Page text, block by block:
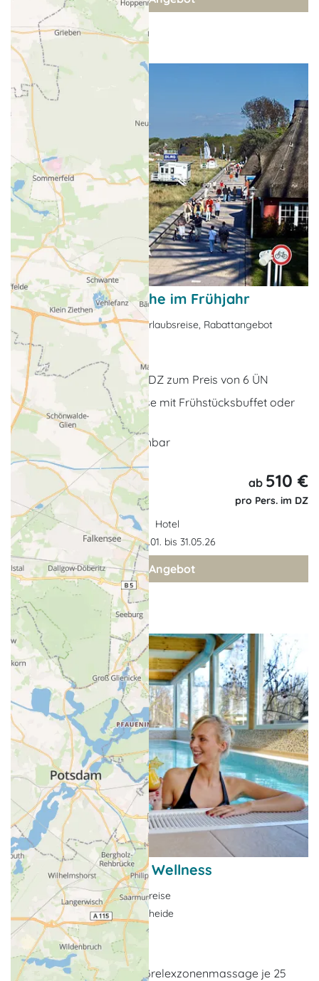
Eine Kennenlernwoche im Frühjahr
Nebensaison-Angebote, Urlaubsreise, Rabattangebot
Ostseebad Kühlungsborn
7 x Übernachtungen im DZ zum Preis von 6 ÜN
Übernachtung wahlweise mit Frühstücksbuffet oder
Halbpension
in allen Kategorien buchbar
7 Nächte
ab 510 €
pro Pers. im DZ
Hotel
Gültigkeit: 02.01. bis 31.05.26
zum Angebot
5 Nächte Frühling & Wellness
Wellnessangebot, Urlaubsreise
Warnemünde-Markgrafenheide
5 x Übernachtungen
1 x Aromaöl- und 1 x Fußrelexzonenmassage je 25